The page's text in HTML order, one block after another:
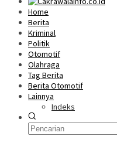
Home
Berita
Kriminal
Politik
Otomotif
Olahraga
Tag Berita
Berita Otomotif
Lainnya
Indeks